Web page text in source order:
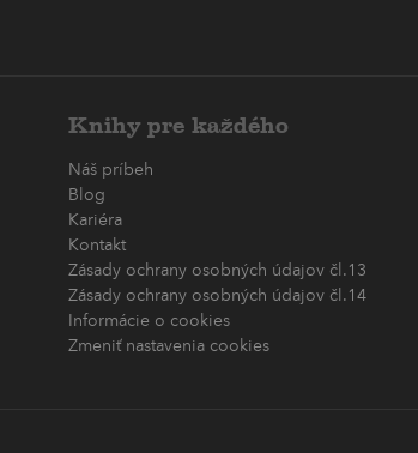
Knihy pre každého
Náš príbeh
Blog
Kariéra
Kontakt
Zásady ochrany osobných údajov čl.13
Zásady ochrany osobných údajov čl.14
Informácie o cookies
Zmeniť nastavenia cookies